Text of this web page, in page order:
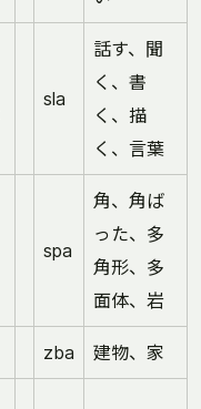
sla
話す、聞
く、書
く、描
く、言葉
spa
角、角ば
った、多
角形、多
面体、岩
zba 建物、家